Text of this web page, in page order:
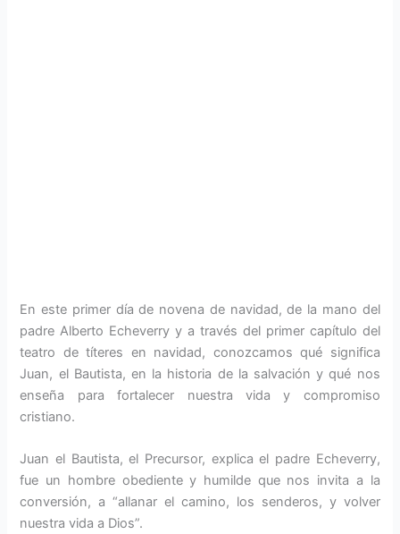
En este primer día de novena de navidad, de la mano del
padre Alberto Echeverry y a través del primer capítulo del
teatro de títeres en navidad, conozcamos qué significa
Juan, el Bautista, en la historia de la salvación y qué nos
enseña para fortalecer nuestra vida y compromiso
cristiano.
Juan el Bautista, el Precursor, explica el padre Echeverry,
fue un hombre obediente y humilde que nos invita a la
conversión, a “allanar el camino, los senderos, y volver
nuestra vida a Dios”.